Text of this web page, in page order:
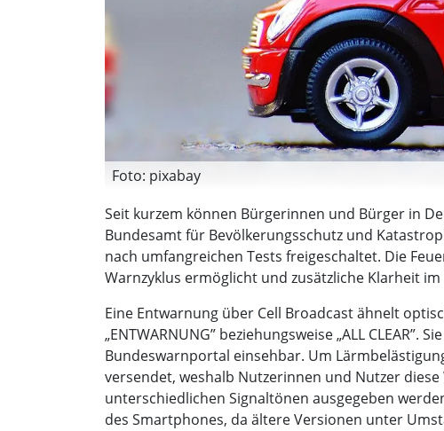
Foto: pixabay
Seit kurzem können Bürgerinnen und Bürger in
Bundesamt für Bevölkerungsschutz und
nach umfangreichen Tests freigeschaltet. Die
Warnzyklus ermöglicht und zusätzliche Klarheit
Eine Entwarnung über Cell Broadcast ähnelt
„ENTWARNUNG” beziehungsweise „ALL
Bundeswarnportal einsehbar. Um
versendet, weshalb Nutzerinnen und Nutzer
unterschiedlichen Signaltönen ausgegeben
des Smartphones, da ältere Versionen unter